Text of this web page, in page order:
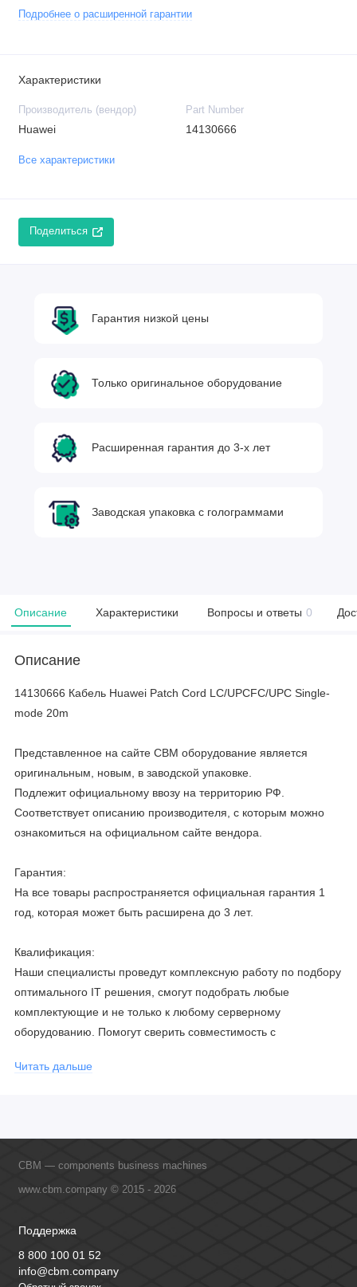
Подробнее о расширенной гарантии
Характеристики
Производитель (вендор)
Huawei
Part Number
14130666
Все характеристики
Поделиться
Гарантия низкой цены
Только оригинальное оборудование
Расширенная гарантия до 3-х лет
Заводская упаковка с голограммами
Описание Характеристики Вопросы и ответы 0
Описание
14130666 Кабель Huawei Patch Cord LC/UPCFC/UPC Single-
mode 20m
Представленное на сайте CBM оборудование является
оригинальным, новым, в заводской упаковке.
Подлежит официальному ввозу на территорию РФ.
Соответствует описанию производителя, с которым можно
ознакомиться на официальном сайте вендора.
Гарантия:
На все товары распространяется официальная гарантия 1
год, которая может быть расширена до 3 лет.
Квалификация:
Наши специалисты проведут комплексную работу по подбору
оптимального IT решения, смогут подобрать любые
комплектующие и не только к любому серверному
оборудованию. Помогут сверить совместимость с
официальными производителями и проводим регулярное
Читать дальше
CBM — components business machines
www.cbm.company © 2015 - 2026
Поддержка
8 800 100 01 52
info@cbm.company